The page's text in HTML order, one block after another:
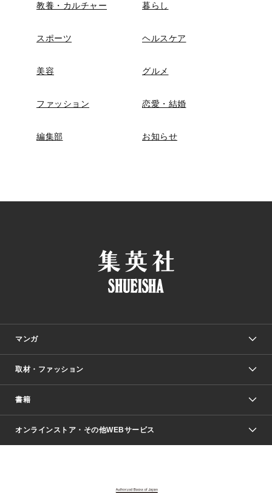
教養・カルチャー 暮らし
スポーツ ヘルスケア
美容 グルメ
ファッション 恋愛・結婚
編集部 お知らせ
マンガ
少年マンガ
Vジャンプ
週刊ヤングジャンプ
少女マンガ
取材・ファッション
Seventeen
芸能・情報・スポーツ
書籍
文芸・文庫・総合
オンラインストア・その他WEBサービス